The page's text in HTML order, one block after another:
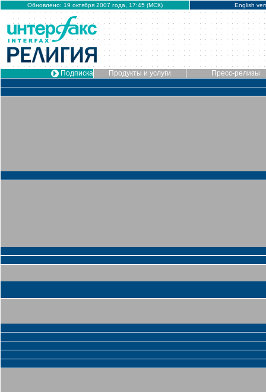
Обновлено: 19 октября 2007 года, 17:45 (МСК) English
Подписка Продукты и услуги Пресс-релизы